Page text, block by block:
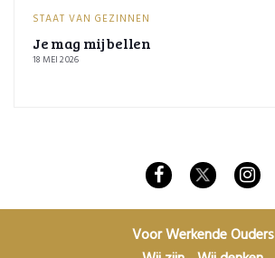
STAAT VAN GEZINNEN
Je mag mij bellen
18 MEI 2026
Voor Werkende Ouders